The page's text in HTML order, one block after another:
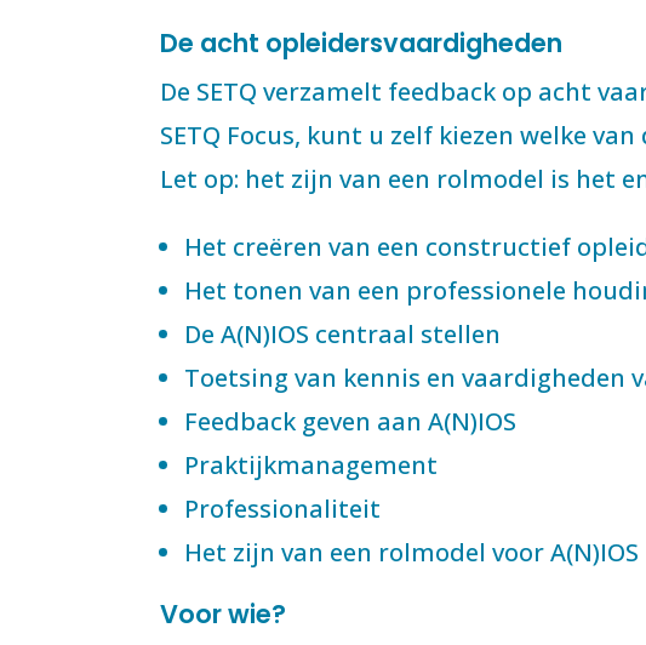
De acht opleidersvaardigheden
De SETQ verzamelt feedback op acht
SETQ Focus, kunt u zelf kiezen welke
Let op: het zijn van een rolmodel is het
Het creëren van een constructief
Het tonen van een professionele
De A(N)IOS centraal stellen
Toetsing van kennis en vaardigheden
Feedback geven aan A(N)IOS
Praktijkmanagement
Professionaliteit
Het zijn van een rolmodel voor A(N)IOS
Voor wie?